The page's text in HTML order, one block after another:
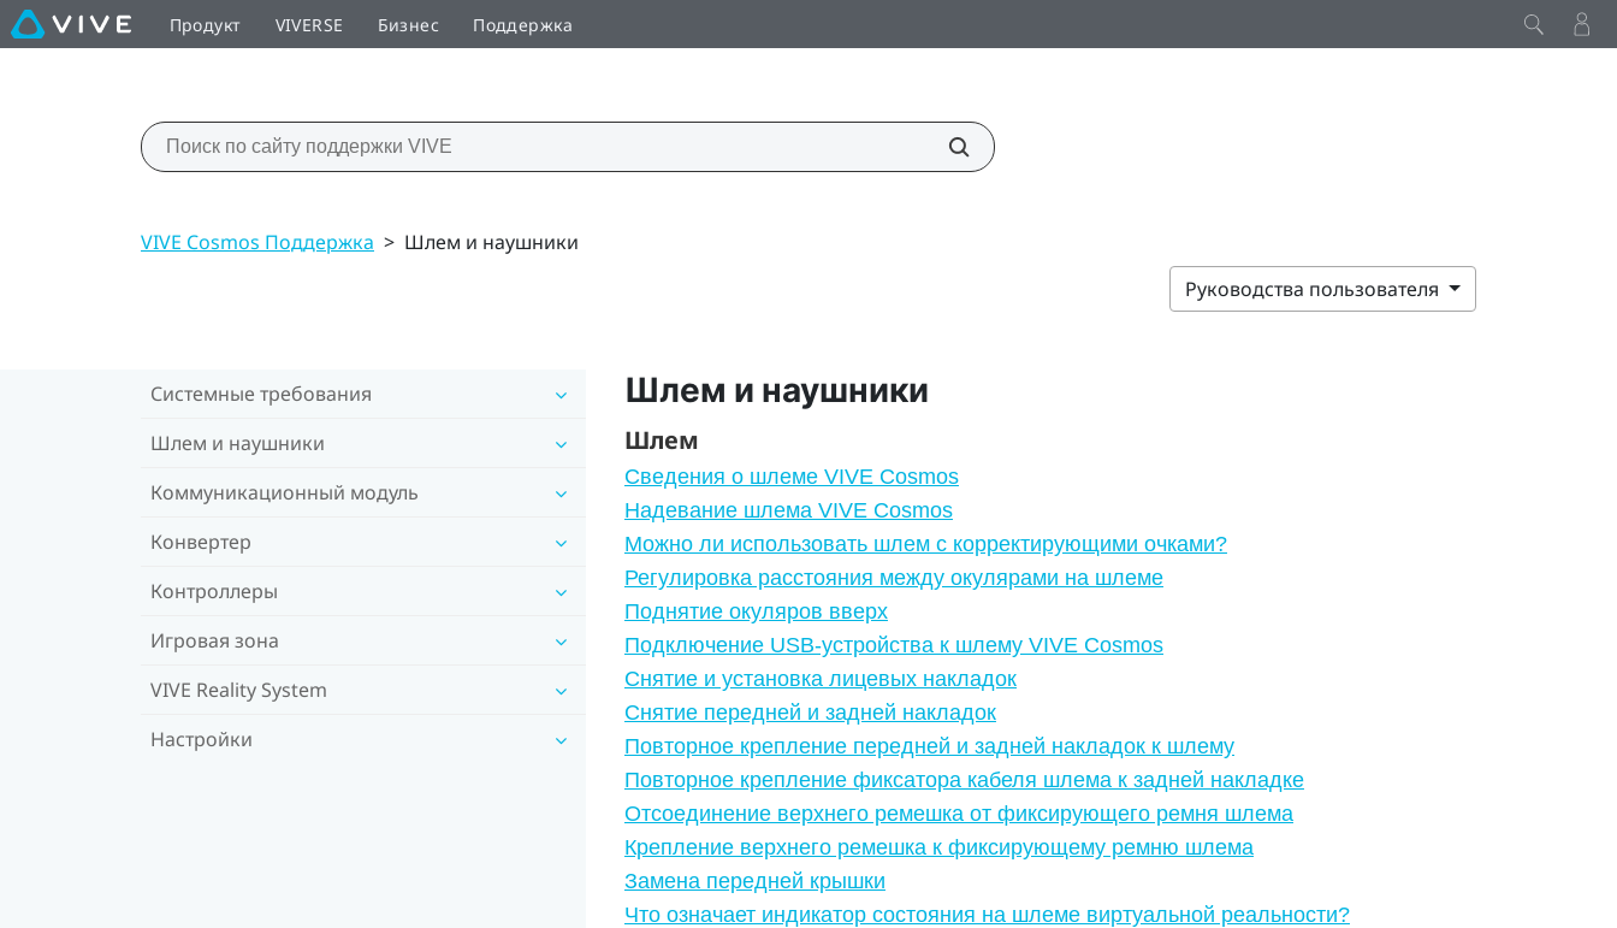
Продукт VIVERSE Бизнес Поддержка
VIVE Cosmos Поддержка > Шлем и наушники
Руководства пользователя
Системные требования
Шлем и наушники
Коммуникационный модуль
Конвертер
Контроллеры
Игровая зона
VIVE Reality System
Настройки
Шлем и наушники
Шлем
Сведения о шлеме VIVE Cosmos
Надевание шлема VIVE Cosmos
Можно ли использовать шлем с корректирующими очками?
Регулировка расстояния между окулярами на шлеме
Поднятие окуляров вверх
Подключение USB-устройства к шлему VIVE Cosmos
Снятие и установка лицевых накладок
Снятие передней и задней накладок
Повторное крепление передней и задней накладок к шлему
Повторное крепление фиксатора кабеля шлема к задней накладке
Отсоединение верхнего ремешка от фиксирующего ремня шлема
Крепление верхнего ремешка к фиксирующему ремню шлема
Замена передней крышки
Что означает индикатор состояния на шлеме виртуальной реальности?